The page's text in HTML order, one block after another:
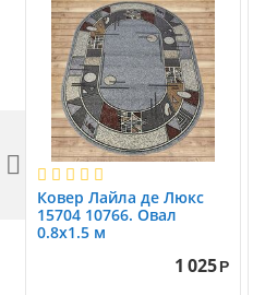
Ковер Лайла де Люкс
15704 10766. Овал
0.8x1.5 м
1 025 Р
